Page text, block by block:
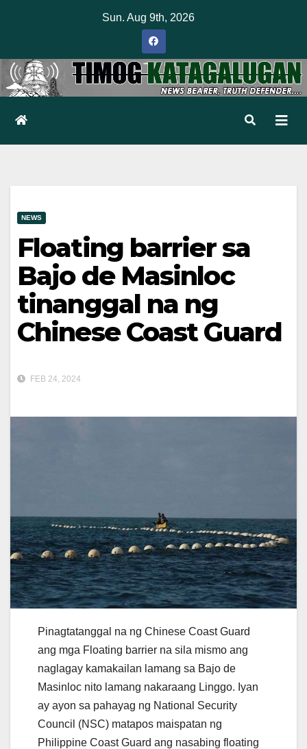
Sun. Aug 9th, 2026
NEWS
Floating barrier sa
Bajo de Masinloc
tinanggal na ng
Chinese Coast Guard
FEB 24, 2024
Pinagtatanggal na ng Chinese Coast Guard
ang mga Floating barrier na sila mismo ang
naglagay kamakailan lamang sa Bajo de
Masinloc nito lamang nakaraang Linggo. Iyan
ay ayon sa pahayag ng National Security
Council (NSC) matapos maispatan ng
Philippine Coast Guard ang nasabing floating